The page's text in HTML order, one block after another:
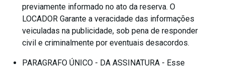
previamente informado no ato da reserva. O
LOCADOR Garante a veracidade das informações
veiculadas na publicidade, sob pena de responder
civil e criminalmente por eventuais desacordos.
PARAGRAFO ÚNICO - DA ASSINATURA - Esse